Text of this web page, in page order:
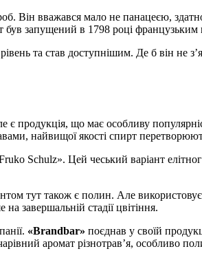
Він вважався мало не панацеєю,
запущений в 1798 році
та став доступнішим. Де б він не
є продукція, що має особливу
найвищої якості спирт
Schulz». Цей чеський варіант
тут також є полин. Але
завершальній стадії цвітіння.
«Brandbar» поєднав у своїй
аромат різнотрав’я, особливо